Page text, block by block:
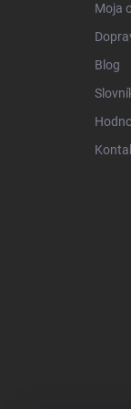
Moja
Blog